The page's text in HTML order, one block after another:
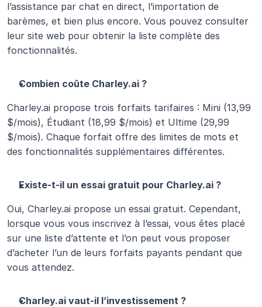
l’assistance par chat en direct, l’importation de
barèmes, et bien plus encore. Vous pouvez consulter
leur site web pour obtenir la liste complète des
fonctionnalités.
Combien coûte Charley.ai ?
Charley.ai propose trois forfaits tarifaires : Mini (13,99
$/mois), Étudiant (18,99 $/mois) et Ultime (29,99
$/mois). Chaque forfait offre des limites de mots et
des fonctionnalités supplémentaires différentes.
Existe-t-il un essai gratuit pour Charley.ai ?
Oui, Charley.ai propose un essai gratuit. Cependant,
lorsque vous vous inscrivez à l’essai, vous êtes placé
sur une liste d’attente et l’on peut vous proposer
d’acheter l’un de leurs forfaits payants pendant que
vous attendez.
Charley.ai vaut-il l’investissement ?